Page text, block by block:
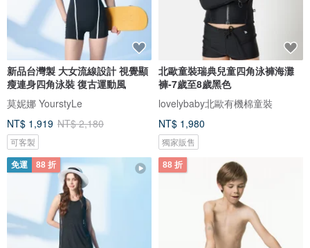
新品台灣製 大女流線設計 視覺顯
瘦連身四角泳裝 復古運動風
莫妮娜 YourstyLe
NT$ 1,919 NT$ 2,180
可客製
北歐童裝瑞典兒童四角泳褲海灘
褲-7歲至8歲黑色
lovelybaby北歐有機棉童裝
NT$ 1,980
獨家販售
免運 88 折 88 折